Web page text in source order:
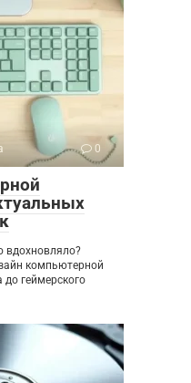
0
вдохновляло?
компьютерной
геймерского